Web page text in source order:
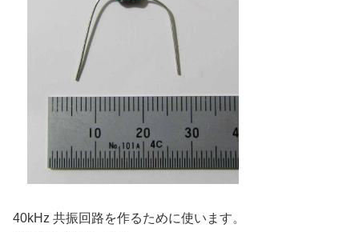
40kHz 共振回路を作るために使います。